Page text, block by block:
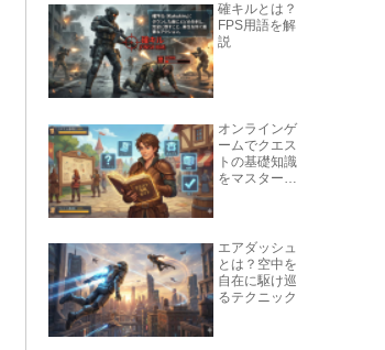
確キルとは？
FPS用語を解
説
オンラインゲ
ームでクエス
トの基礎知識
をマスターし
エアダッシュ
とは？空中を
自在に駆け巡
るテクニック